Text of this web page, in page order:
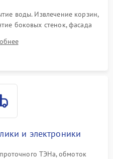
воды. Извлечение корзин,
боковых стенок, фасада
ТЭНу и сливной помпе.
и электроники
ТЭНа, обмоток